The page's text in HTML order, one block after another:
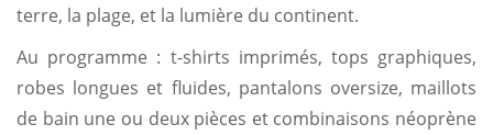
terre, la plage, et la lumière du continent.
Au programme : t-shirts imprimés, tops graphiques,
robes longues et fluides, pantalons oversize, maillots
de bain une ou deux pièces et combinaisons néoprène